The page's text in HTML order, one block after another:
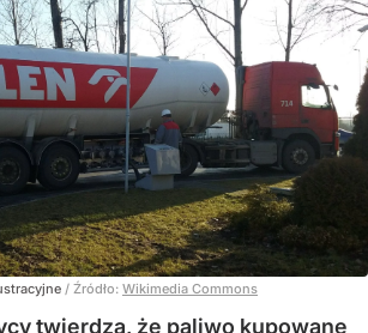
/ Źródło: Wikimedia Commons
twierdzą, że paliwo kupowane